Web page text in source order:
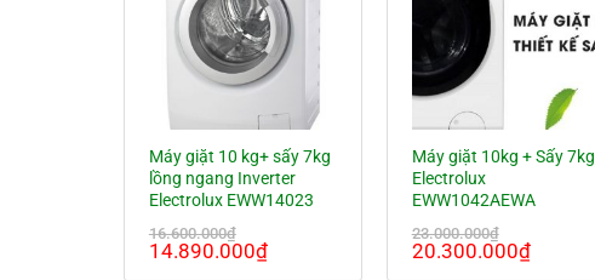
Máy giặt 10 kg+ sấy 7kg
lồng ngang Inverter
Electrolux EWW14023
16.600.000₫
Giá
14.890.000₫Giá
Máy giặt 10kg + Sấy 7kg
Electrolux
EWW1042AEWA
23.000.000₫
Giá
20.300.000₫Giá